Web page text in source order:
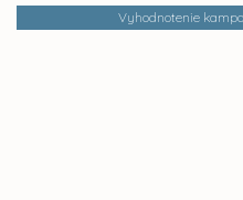
Vyhodnotenie